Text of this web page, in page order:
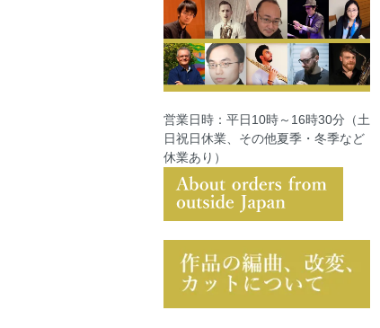
営業日時：平日10時～16時30分（土
日祝日休業、その他夏季・冬季など
休業あり）